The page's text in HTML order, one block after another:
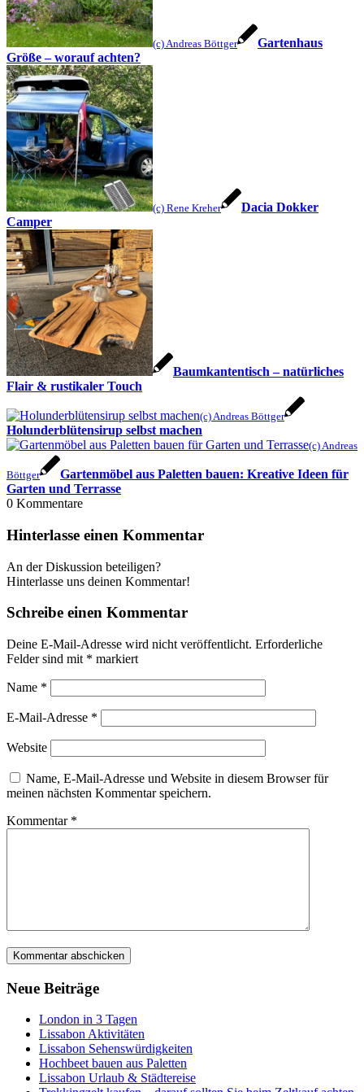
(c) Andreas Böttger
Gartenhaus
Größe – worauf achten?
(c) Rene Kreher
Dacia Dokker
Camper
Baumkantentisch – natürliches
Flair & rustikaler Touch
(c) Andreas Böttger
Holunderblütensirup selbst machen
(c) Andreas
Böttger
Gartenmöbel aus Paletten bauen: Kreative Ideen für
Garten und Terrasse
0 Kommentare
Hinterlasse einen Kommentar
An der Diskussion beteiligen?
Hinterlasse uns deinen Kommentar!
Schreibe einen Kommentar
Deine E-Mail-Adresse wird nicht veröffentlicht. Erforderliche
Felder sind mit * markiert
Name *
E-Mail-Adresse *
Website
Name, E-Mail-Adresse und Website in diesem Browser für
meinen nächsten Kommentar speichern.
Kommentar *
Neue Beiträge
London in 3 Tagen
Lissabon Aktivitäten
Lissabon Sehenswürdigkeiten
Hochbeet bauen aus Paletten
Lissabon Urlaub & Städtereise